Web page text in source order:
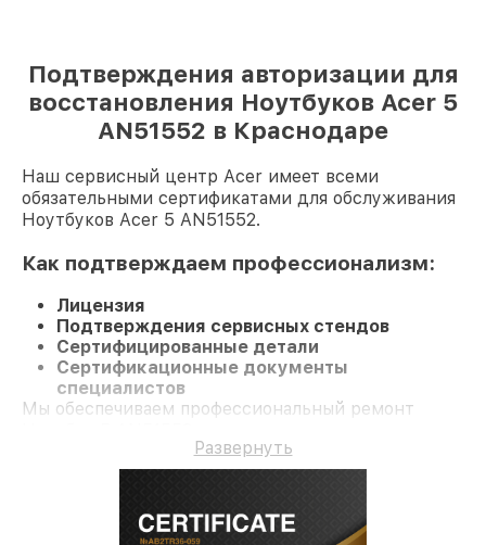
Подтверждения авторизации для
восстановления Ноутбуков Acer 5
AN51552 в Краснодаре
Наш сервисный центр Acer имеет всеми
обязательными сертификатами для обслуживания
Ноутбуков Acer 5 AN51552.
Как подтверждаем профессионализм:
Лицензия
Подтверждения сервисных стендов
Сертифицированные детали
Сертификационные документы
специалистов
Мы обеспечиваем профессиональный ремонт
Развернуть